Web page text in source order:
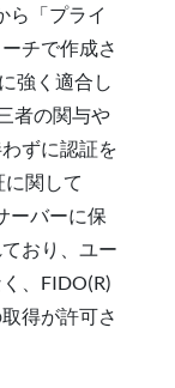
ら「プライ
チで作成さ
強く適合し
者の関与や
ずに認証を
関して
ーバーに保
おり、ユー
、FIDO(R)
得が許可さ